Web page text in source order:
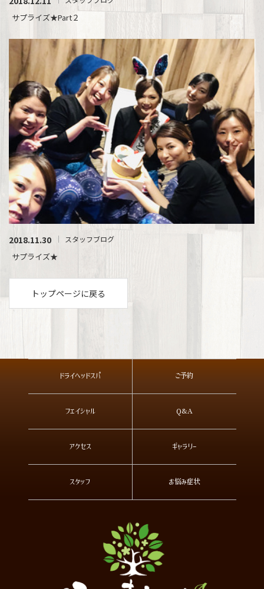
サプライズ★Part２
2018.11.30 スタッフブログ
サプライズ★
トップページに戻る
ドライヘッドスパ ご予約
フェイシャル Q&A
アクセス ギャラリー
スタッフ お悩み症状